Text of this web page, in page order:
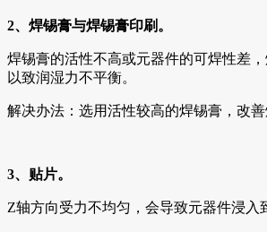
2、焊锡膏与焊锡膏印刷。
焊锡膏的活性不高或元器件的可焊性差
以致润湿力不平衡。
解决办法：选用活性较高的焊锡膏，改
3、贴片。
Z轴方向受力不均匀，会导致元器件浸